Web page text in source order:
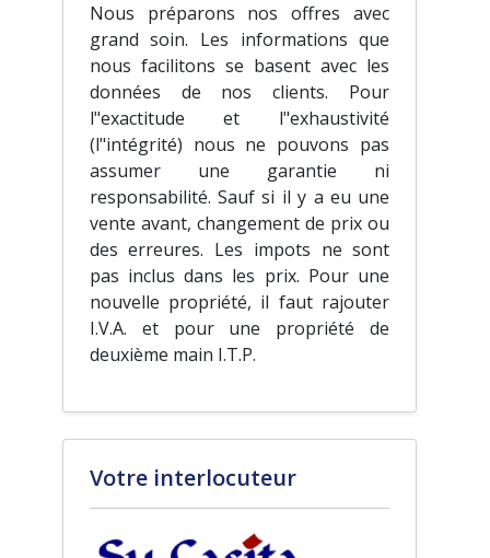
Nous préparons nos offres avec
grand soin. Les informations que
nous facilitons se basent avec les
données de nos clients. Pour
l"exactitude et l"exhaustivité
(l"intégrité) nous ne pouvons pas
assumer une garantie ni
responsabilité. Sauf si il y a eu une
vente avant, changement de prix ou
des erreures. Les impots ne sont
pas inclus dans les prix. Pour une
nouvelle propriété, il faut rajouter
I.V.A. et pour une propriété de
deuxième main I.T.P.
Votre interlocuteur